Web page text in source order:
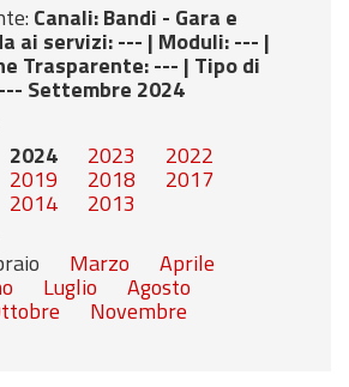
Canali: Bandi - Gara e
ai servizi: --- | Moduli: --- |
Trasparente: --- | Tipo di
Settembre 2024
2024 2023 2022
2019 2018 2017
2014
2013
Marzo Aprile
Luglio Agosto
Novembre